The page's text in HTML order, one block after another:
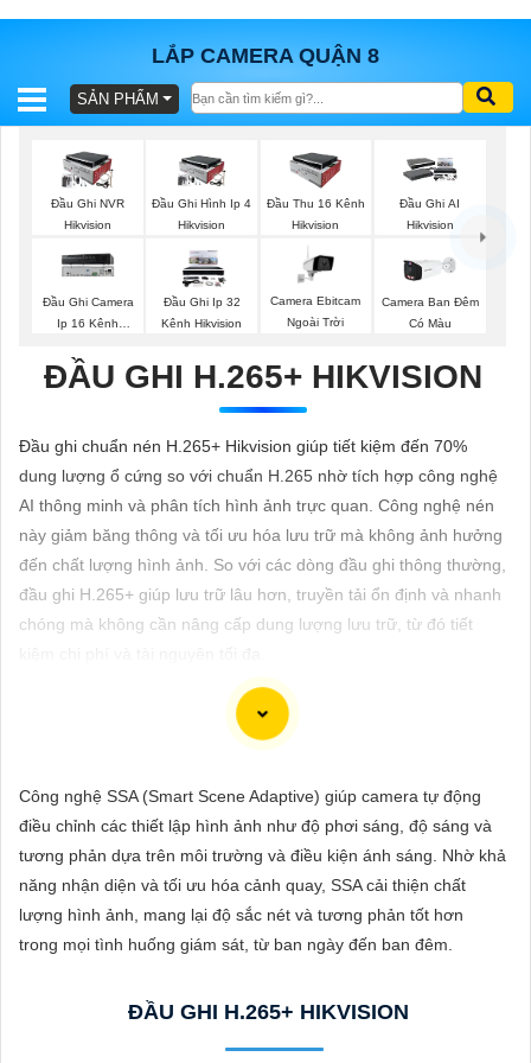
LẮP CAMERA QUẬN 8
BÁO
TRỌN
GÓI
SẢN
PHẨM
TƯ
VẤN
LẮP
ĐẶT
SẢN PHẨM
Đầu Ghi NVR
Hikvision
Đầu Ghi Hình Ip 4
Hikvision
Đầu Thu 16 Kênh
Hikvision
Đầu Ghi AI
Hikvision
Đầu Ghi Camera
Ip 16 Kênh
Đầu Ghi Ip 32
Kênh Hikvision
Camera Ebitcam
Ngoài Trời
Camera Ban Đêm
Có Màu
ĐẦU GHI H.265+ HIKVISION
Đầu ghi chuẩn nén H.265+ Hikvision giúp tiết kiệm đến 70%
dung lượng ổ cứng so với chuẩn H.265 nhờ tích hợp công nghệ
AI thông minh và phân tích hình ảnh trực quan. Công nghệ nén
này giảm băng thông và tối ưu hóa lưu trữ mà không ảnh hưởng
đến chất lượng hình ảnh. So với các dòng đầu ghi thông thường,
đầu ghi H.265+ giúp lưu trữ lâu hơn, truyền tải ổn định và nhanh
chóng mà không cần nâng cấp dung lượng lưu trữ, từ đó tiết
Lắp Camera Hikvision - Giải pháp an ninh hoàn hảo
vực an ninh và giám sát. Với chất lượng hình ảnh sắc nét và giá
cả phải chăng, Camera Hikvision là sự lựa chọn lý tưởng cho
Công nghệ SSA (Smart Scene Adaptive) giúp camera tự động
điều chỉnh các thiết lập hình ảnh như độ phơi sáng, độ sáng và
tương phản dựa trên môi trường và điều kiện ánh sáng. Nhờ khả
năng nhận diện và tối ưu hóa cảnh quay, SSA cải thiện chất
lượng hình ảnh, mang lại độ sắc nét và tương phản tốt hơn
trong mọi tình huống giám sát, từ ban ngày đến ban đêm.
ĐẦU GHI H.265+ HIKVISION